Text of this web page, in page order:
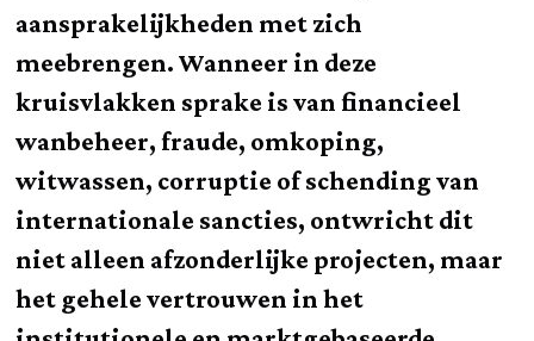
aansprakelijkheden met zich
meebrengen. Wanneer in deze
kruisvlakken sprake is van financieel
wanbeheer, fraude, omkoping,
witwassen, corruptie of schending van
internationale sancties, ontwricht dit
niet alleen afzonderlijke projecten, maar
het gehele vertrouwen in het